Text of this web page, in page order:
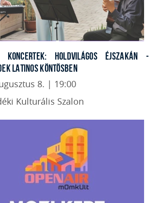
KONCERTEK: HOLDVILÁGOS ÉJSZAKÁN -
LATINOS KÖNTÖSBEN
8. | 19:00
Kulturális Szalon